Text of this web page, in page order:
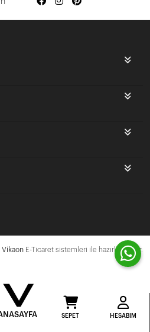
Vikaon E-Ticaret sistemleri ile hazırlanmıştır.
SEPET HESABIM